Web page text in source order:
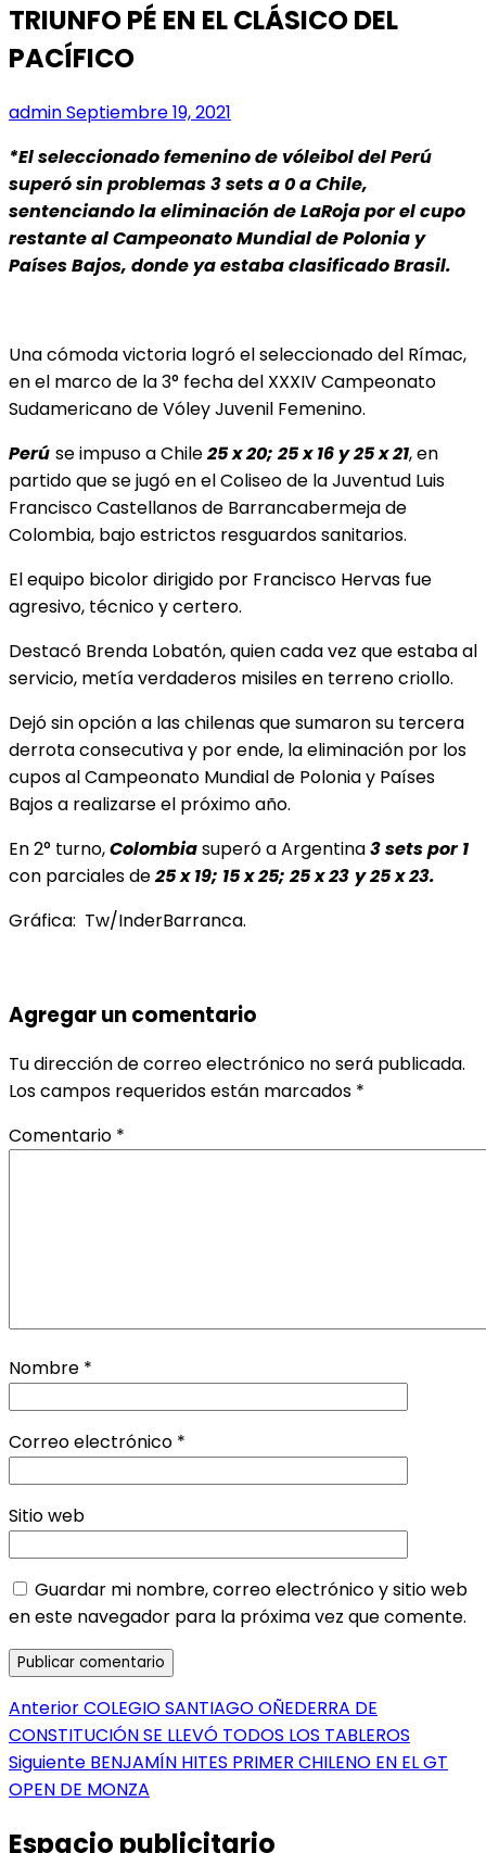
TRIUNFO PÉ EN EL CLÁSICO DEL
PACÍFICO
adminSeptiembre 19, 2021
*El seleccionado femenino de vóleibol del Perú
superó sin problemas 3 sets a 0 a Chile,
sentenciando la eliminación de LaRoja por el cupo
restante al Campeonato Mundial de Polonia y
Países Bajos, donde ya estaba clasificado Brasil.
Una cómoda victoria logró el seleccionado del Rímac,
en el marco de la 3° fecha del XXXIV Campeonato
Sudamericano de Vóley Juvenil Femenino.
Perú se impuso a Chile25 x 20; 25 x 16 y 25 x 21, en
partido que se jugó en el Coliseo de la Juventud Luis
Francisco Castellanos de Barrancabermeja de
Colombia, bajo estrictos resguardos sanitarios.
El equipo bicolor dirigido por Francisco Hervas fue
agresivo, técnico y certero.
Destacó Brenda Lobatón, quien cada vez que estaba al
servicio, metía verdaderos misiles en terreno criollo.
Dejó sin opción a las chilenas que sumaron su tercera
derrota consecutiva y por ende, la eliminación por los
cupos al Campeonato Mundial de Polonia y Países
Bajos a realizarse el próximo año.
En 2° turno,Colombiasuperó a Argentina3 sets por 1
con parciales de25 x 19; 15 x 25; 25 x 23 y25 x 23.
Gráfica: Tw/InderBarranca.
Agregar un comentario
Tu dirección de correo electrónico no será publicada.
Los campos requeridos están marcados *
Comentario *
Nombre *
Correo electrónico *
Sitio web
Guardar mi nombre, correo electrónico y sitio web
en este navegador para la próxima vez que comente.
Navegación
de
entradas
AnteriorEntrada
anterior:
COLEGIO SANTIAGO OÑEDERRA DE
CONSTITUCIÓN SE LLEVÓ TODOS LOS TABLEROS
Siguiente Entrada
siguiente:
BENJAMÍN HITES PRIMER CHILENO EN EL GT
OPEN DE MONZA
Espacio publicitario